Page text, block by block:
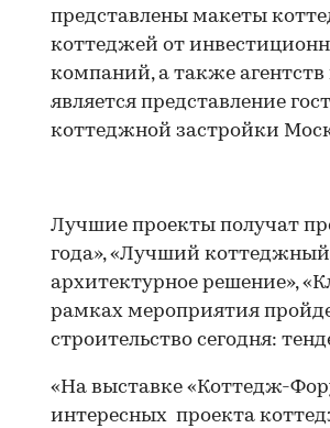
представлены макеты
коттеджей от
компаний, а также
является представление
коттеджной застройки
Лучшие проекты получат
года», «Лучший коттеджный
архитектурное решение»,
рамках мероприятия
строительство сегодня:
«На выставке «Коттедж-
интересных проекта